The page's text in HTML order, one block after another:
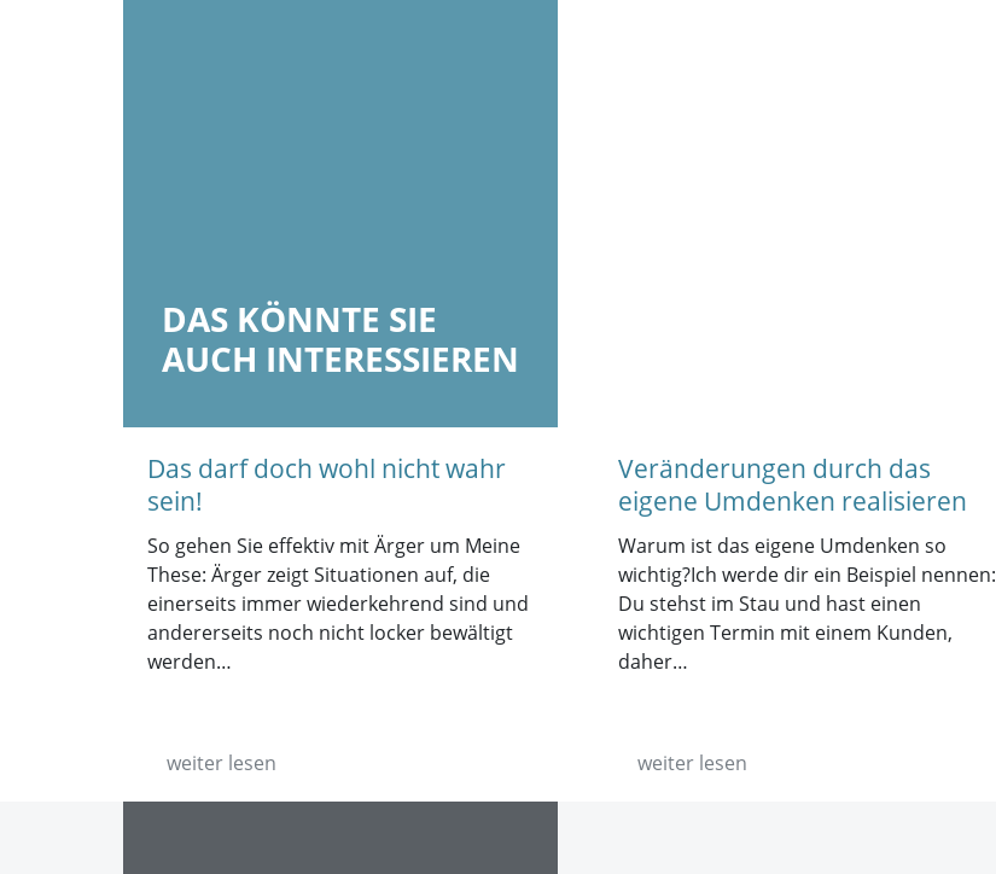
DAS KÖNNTE SIE
AUCH INTERESSIEREN
Das darf doch wohl nicht wahr
sein!
So gehen Sie effektiv mit Ärger um Meine
These: Ärger zeigt Situationen auf, die
einerseits immer wiederkehrend sind und
andererseits noch nicht locker bewältigt
werden…
weiter lesen
Veränderungen durch das
eigene Umdenken realisieren
Warum ist das eigene Umdenken so
wichtig?Ich werde dir ein Beispiel nennen:
Du stehst im Stau und hast einen
wichtigen Termin mit einem Kunden,
daher…
weiter lesen